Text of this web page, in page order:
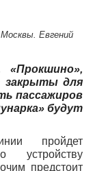
Евгений
закрыты для
пассажиров
будут
пройдет
устройству
предстоит